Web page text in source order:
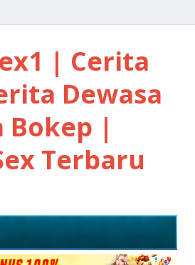
| Cerita
Dewasa
Bokep |
Terbaru